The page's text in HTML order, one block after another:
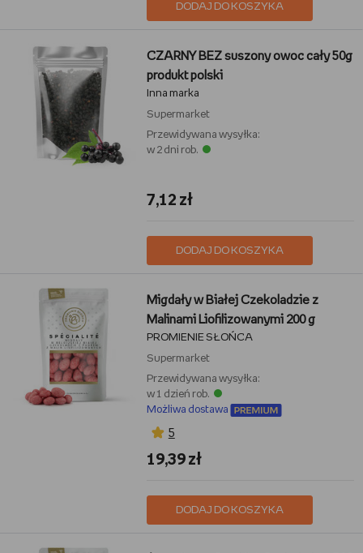
DODAJ DO KOSZYKA
CZARNY BEZ suszony owoc cały 50g
produkt polski
Inna marka
Supermarket
Przewidywana wysyłka:
w 2 dni rob.
7,12 zł
DODAJ DO KOSZYKA
Migdały w Białej Czekoladzie z
Malinami Liofilizowanymi 200 g
PROMIENIE SŁOŃCA
Supermarket
Przewidywana wysyłka:
w 1 dzień rob.
Możliwa dostawa
5
19,39 zł
DODAJ DO KOSZYKA